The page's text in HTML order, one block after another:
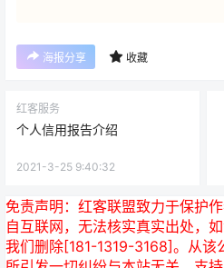
海报分享 收藏
红客服务
个人信用报告介绍
2021-3-25 9:40:32
免责声明： 红客联盟致力于保护
自互联网，无法核实真实出处，
我们删除[181-1319-3168]。从该